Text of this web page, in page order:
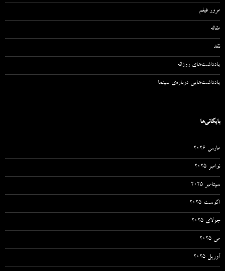
مرور فیلم
مقاله‌
نقد
یادداشت‌های روزانه
یادداشت‌هایی درباره‌ی سینما
بایگانی‌ها
مارس 2026
نوامبر 2025
سپتامبر 2025
آگوست 2025
جولای 2025
می 2025
آوریل 2025